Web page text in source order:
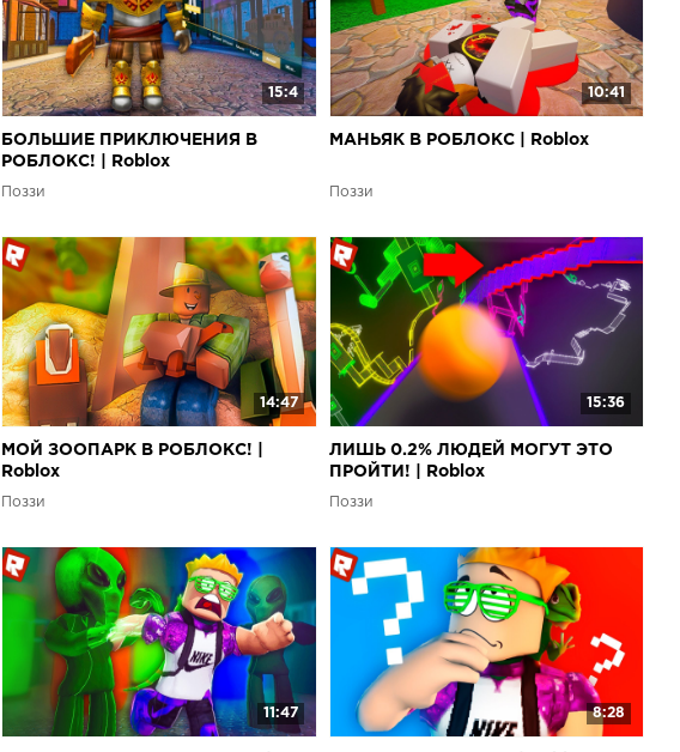
15:4
БОЛЬШИЕ ПРИКЛЮЧЕНИЯ В
РОБЛОКС! | Roblox
Поззи
10:41
МАНЬЯК В РОБЛОКС | Roblox
Поззи
14:47
МОЙ ЗООПАРК В РОБЛОКС! |
Roblox
Поззи
15:36
ЛИШЬ 0.2% ЛЮДЕЙ МОГУТ ЭТО
ПРОЙТИ! | Roblox
Поззи
11:47 8:28